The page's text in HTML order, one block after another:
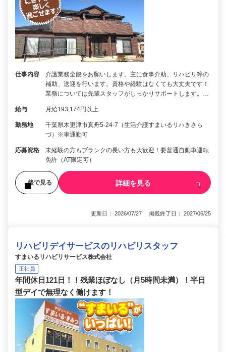
仕事内容
介護業務全般をお願いします。主に食事介助、リハビリ等の
補助、送迎を行います。資格や経験はなくても大丈夫です！
業務については先輩スタッフがしっかりサポートします。…
給与 月給193,174円以上
勤務地
千葉県木更津市真舟5-24-7（生活介護すまいるリハきさら
づ）※車通勤可
応募資格
未経験の方もブランクの長い方も大歓迎！要普通自動車運転
免許（AT限定可）
後で見る 詳細を見る
更新日： 2026/07/27 掲載終了日： 2027/06/25
リハビリデイサービスのリハビリスタッフ
すまいるリハビリサービス株式会社
正社員
年間休日121日！！残業ほぼなし（月5時間未満）！半日
型デイで無理なく働けます！